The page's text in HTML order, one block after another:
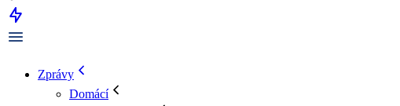
Zprávy
Domácí